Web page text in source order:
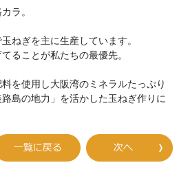
ラ。
ねぎを主に生産しています。
ることが私たちの最優先。
を使用し大阪湾のミネラルたっぷり
島の地力」を活かした玉ねぎ作りに